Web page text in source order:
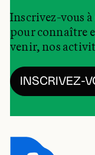
Inscrivez-vous
pour connaître
venir, nos
INSCRIVEZ-